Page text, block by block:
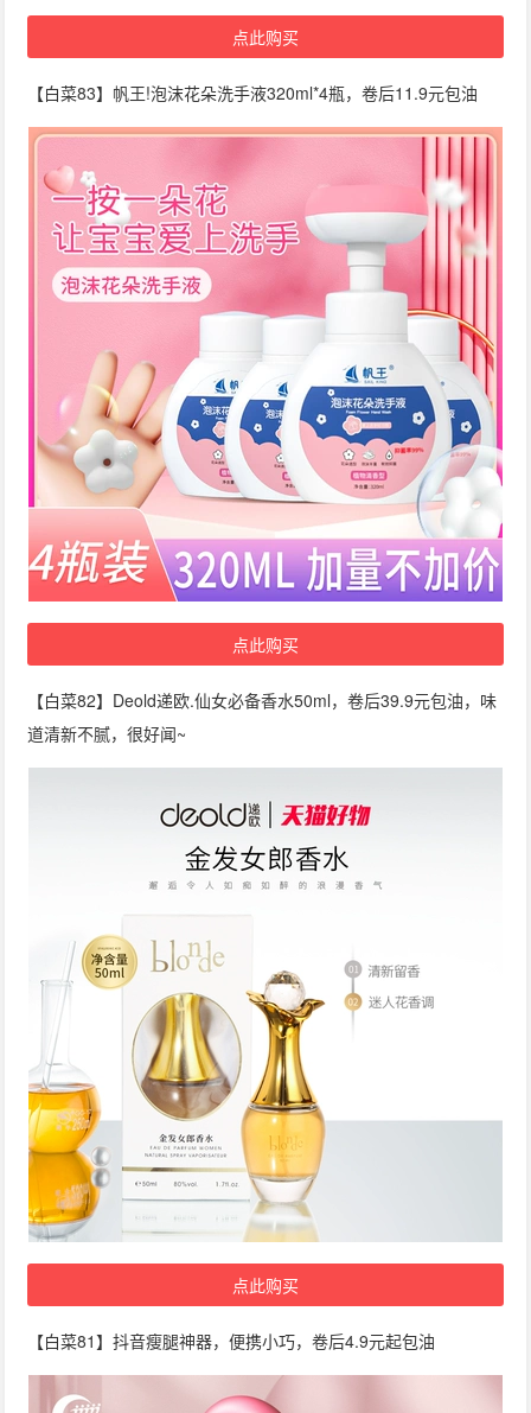
点此购买
【白菜83】帆王!泡沫花朵洗手液320ml*4瓶，卷后11.9元包油
点此购买
【白菜82】Deold递欧.仙女必备香水50ml，卷后39.9元包油，味
道清新不腻，很好闻~
点此购买
【白菜81】抖音瘦腿神器，便携小巧，卷后4.9元起包油